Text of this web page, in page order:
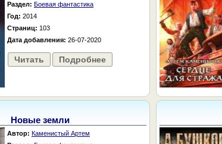
Раздел: Боевая фантастика
Год: 2014
Страниц: 103
Дата добавления: 26-07-2020
Читать Подробнее
Новые земли
Автор: Каменистый Артем